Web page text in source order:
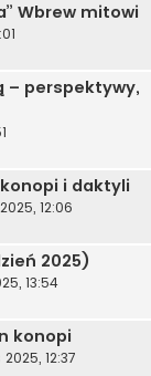
Wbrew mitowi
– perspektywy,
i daktyli
12:06
2025)
13:54
konopi
12:37